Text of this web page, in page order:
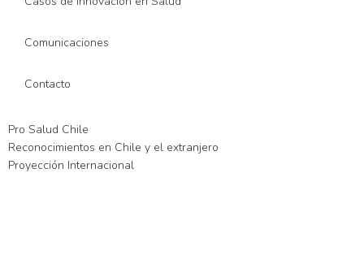
Comunicaciones
Contacto
Pro Salud Chile
Reconocimientos en Chile y el extranjero
Proyección Internacional